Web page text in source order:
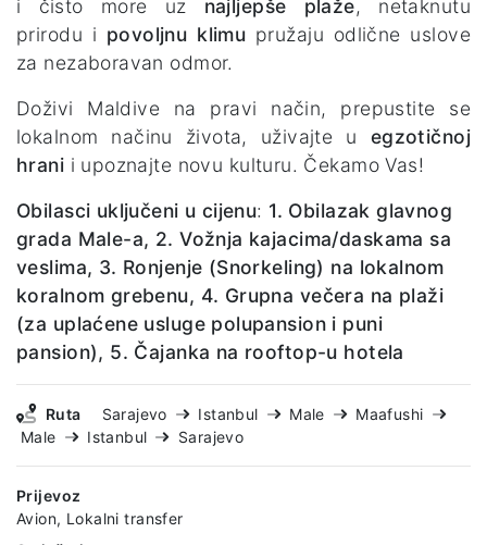
i čisto more uz najljepše plaže, netaknutu
prirodu i povoljnu klimu pružaju odlične uslove
za nezaboravan odmor.
Doživi Maldive na pravi način, prepustite se
lokalnom načinu života, uživajte u egzotičnoj
hrani i upoznajte novu kulturu. Čekamo Vas!
Obilasci uključeni u cijenu: 1. Obilazak glavnog
grada Male-a, 2. Vožnja kajacima/daskama sa
veslima, 3. Ronjenje (Snorkeling) na lokalnom
koralnom grebenu, 4. Grupna večera na plaži
(za uplaćene usluge polupansion i puni
pansion), 5. Čajanka na rooftop-u hotela
Ruta Sarajevo Istanbul Male
Maafushi
Male
Istanbul Sarajevo
Prijevoz
Avion, Lokalni transfer